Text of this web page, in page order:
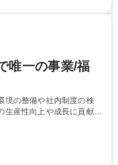
唯一の事業/福
境の整備や社内制度の検
産性向上や成長に貢献し